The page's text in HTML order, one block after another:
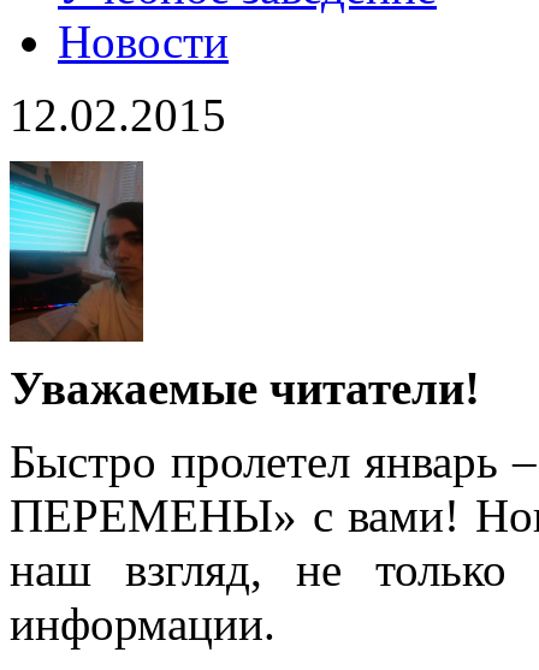
Новости
12.02.2015
Уважаемые читатели!
Быстро пролетел
ПЕРЕМЕНЫ» с вами!
наш взгляд, не
информации.